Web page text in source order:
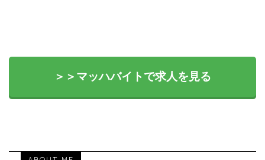
＞＞マッハバイトで求人を見る